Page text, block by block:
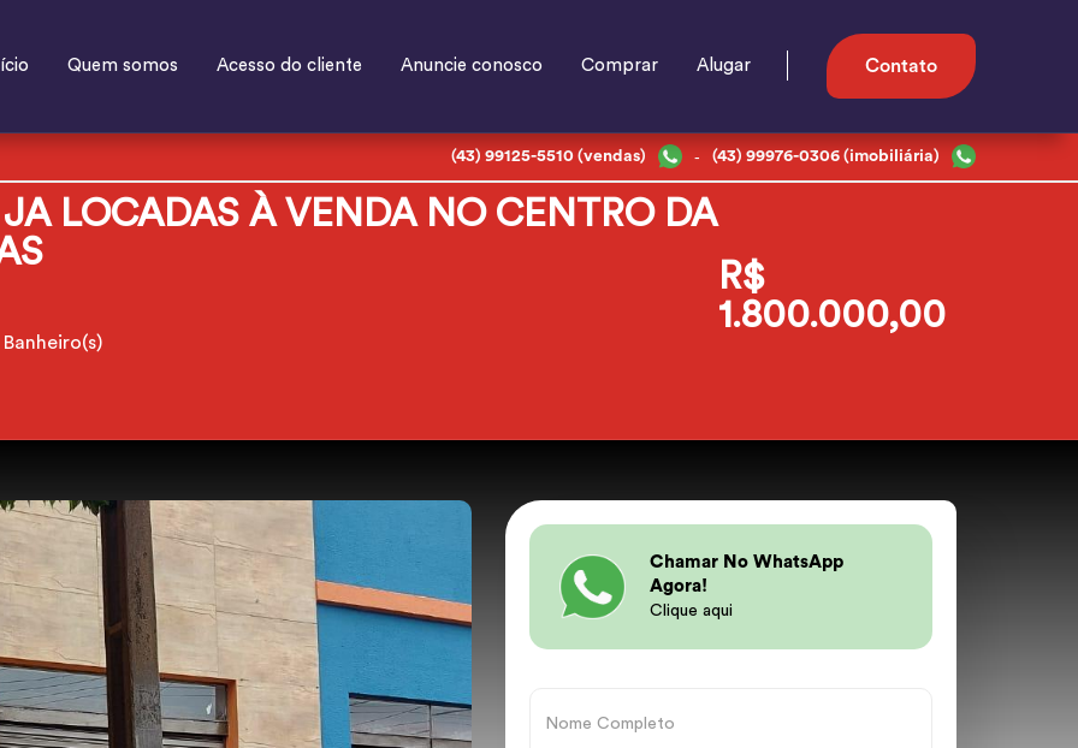
Quem somos Acesso do cliente Anuncie conosco Comprar Alugar Contato
(43) 99125-5510 (vendas) - (43) 99976-0306 (imobiliária)
LOCADAS À VENDA NO CENTRO DA
Banheiro(s)
R$
1.800.000,00
Chamar No WhatsApp
Agora!
Clique aqui